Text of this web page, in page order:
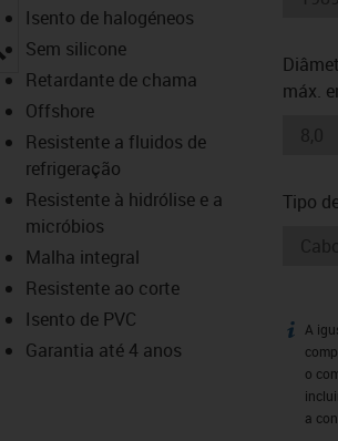
igus-icon-lupe
Isento de halogéneos
Sem silicone
Retardante de chama
Offshore
Resistente a fluidos de
refrigeração
Resistente à hidrólise e a
micróbios
Malha integral
Resistente ao corte
Isento de PVC
Garantia até 4 anos
máx.
Tipo
igus-
A
o
a